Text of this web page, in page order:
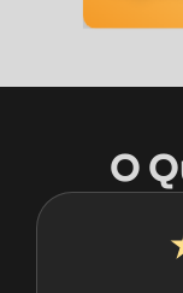
O